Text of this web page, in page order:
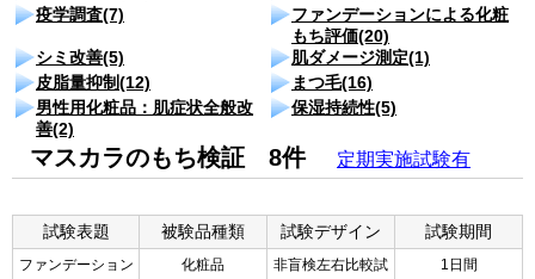
疫学調査(7)
ファンデーションによる化粧
もち評価(20)
シミ改善(5)
肌ダメージ測定(1)
皮脂量抑制(12)
まつ毛(16)
男性用化粧品：肌症状全般改
善(2)
保湿持続性(5)
マスカラのもち検証 8件 定期実施試験有
試験表題 被験品種類 試験デザイン 試験期間
ファンデーション
化粧品
非盲検左右比較試
1日間